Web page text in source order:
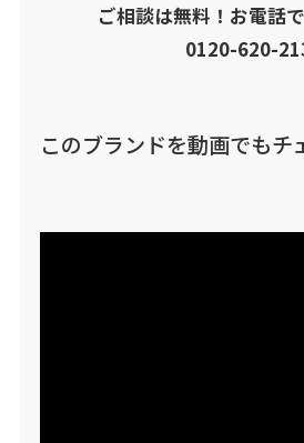
ご相談は無料！お電話
0120-620-
このブランドを動画でもチ